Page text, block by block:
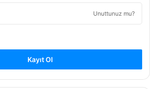
Unuttunuz mu?
Kayıt Ol